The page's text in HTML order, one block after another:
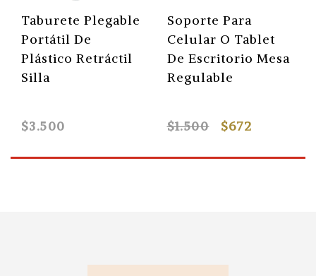
Taburete Plegable
Portátil De
Plástico Retráctil
Silla
$3.500
Soporte Para
Celular O Tablet
De Escritorio Mesa
Regulable
$1.500 $672